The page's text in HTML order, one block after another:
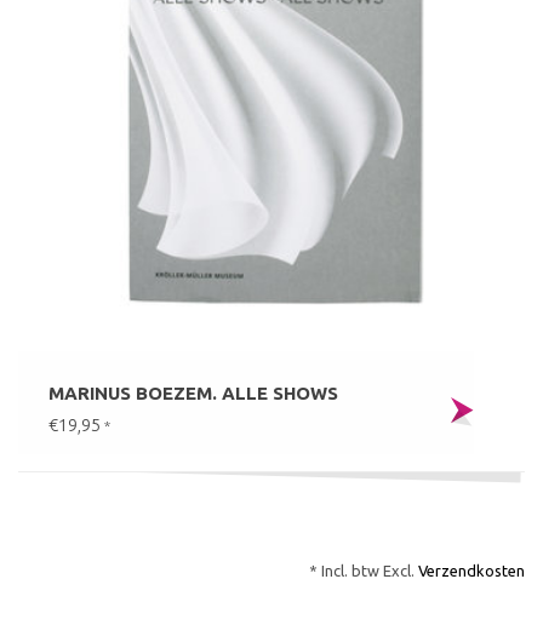
MARINUS BOEZEM. ALLE SHOWS
€19,95 *
* Incl. btw Excl. Verzendkosten